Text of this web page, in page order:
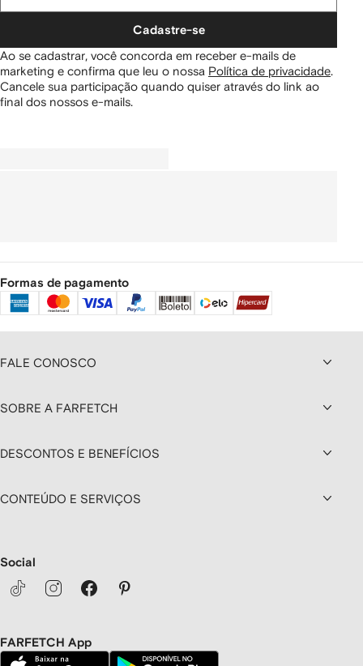
Cadastre-se
Ao se cadastrar, você concorda em receber e-mails de
marketing e confirma que leu o nossa Política de privacidade.
Cancele sua participação quando quiser através do link ao
final dos nossos e-mails.
Formas de pagamento
FALE CONOSCO
SOBRE A FARFETCH
DESCONTOS E BENEFÍCIOS
CONTEÚDO E SERVIÇOS
Social
FARFETCH App